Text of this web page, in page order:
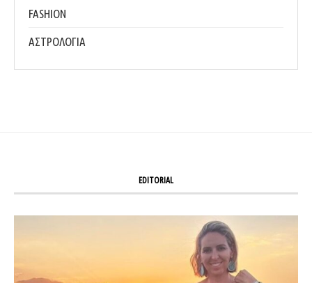
FASHION
ΑΣΤΡΟΛΟΓΙΑ
EDITORIAL